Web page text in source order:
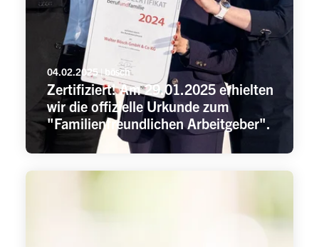
04.02.2025 | bösch
Zertifiziert! Am 29.01.2025 erhielten
wir die offizielle Urkunde zum
"Familienfreundlichen Arbeitgeber".